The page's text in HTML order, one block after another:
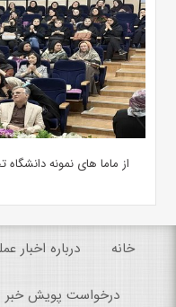
از ماما های نمونه
خانه درباره اخبار
درخواست پویش خبر